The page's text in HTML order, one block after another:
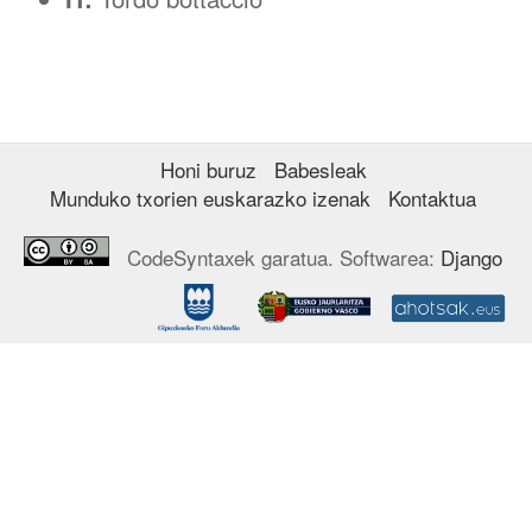
Honi buruz
Babesleak
Munduko txorien euskarazko izenak
Kontaktua
CodeSyntaxek garatua. Softwarea: Django